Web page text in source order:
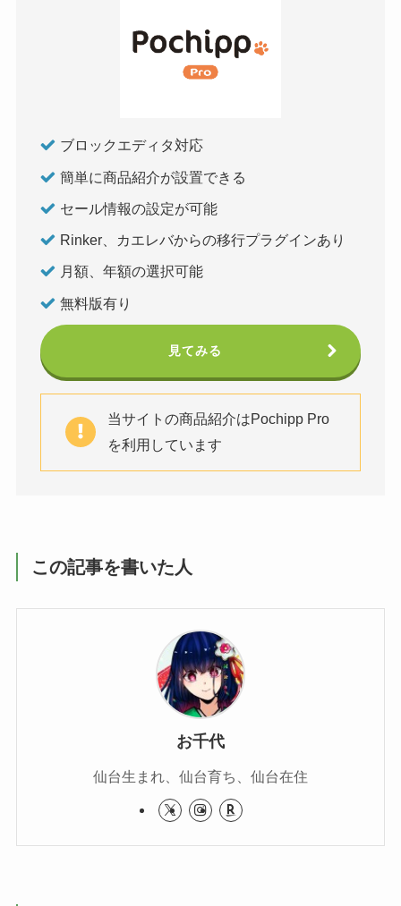
ブロックエディタ対応
簡単に商品紹介が設置できる
セール情報の設定が可能
Rinker、カエレバからの移行プラグインあり
月額、年額の選択可能
無料版有り
見てみる
当サイトの商品紹介はPochipp Pro
を利用しています
この記事を書いた人
お千代
仙台生まれ、仙台育ち、仙台在住